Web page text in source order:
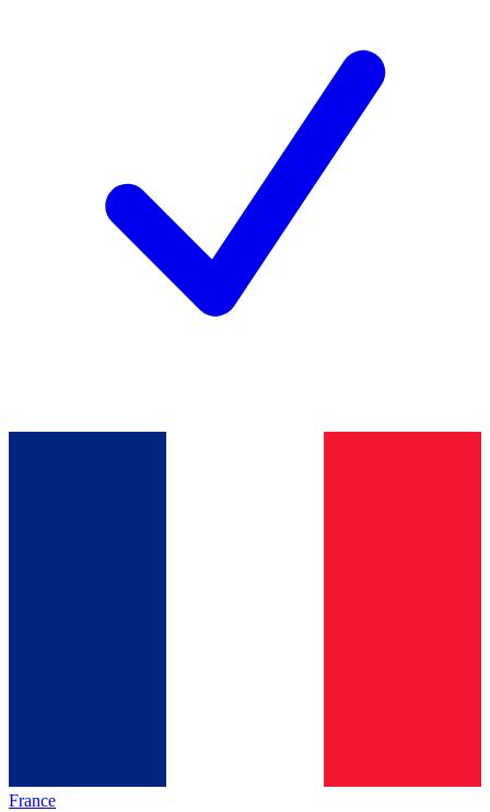
France